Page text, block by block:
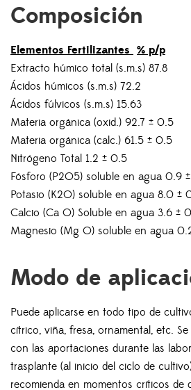
Composición
Elementos Fertilizantes % p/p
Extracto húmico total (s.m.s) 87.8
Ácidos húmicos (s.m.s) 72.2
Ácidos fúlvicos (s.m.s) 15.63
Materia orgánica (oxid.) 92.7 ± 0.5
Materia orgánica (calc.) 61.5 ± 0.5
Nitrógeno Total 1.2 ± 0.5
Fósforo (P2O5) soluble en agua 0.9
Potasio (K2O) soluble en agua 8.0 ±
Calcio (Ca O) Soluble en agua 3.6 ±
Magnesio (Mg O) soluble en agua
Modo de
Puede aplicarse en todo tipo de
cítrico, viña, fresa, ornamental, etc.
con las aportaciones durante las
trasplante (al inicio del ciclo de
recomienda en momentos críticos de